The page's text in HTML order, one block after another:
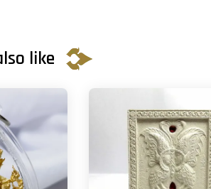
like